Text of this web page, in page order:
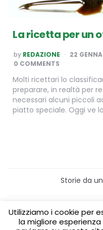
La ricetta per un
POSTED
BY
by REDAZIONE 22
0 COMMENTS
Molti ricettari lo
preparare, in realtà per
necessari alcuni piccoli
piatto speciale. Oggi ve
Storie da
Home
Laboratori/
Green content
Utilizziamo i cookie per
la migliore